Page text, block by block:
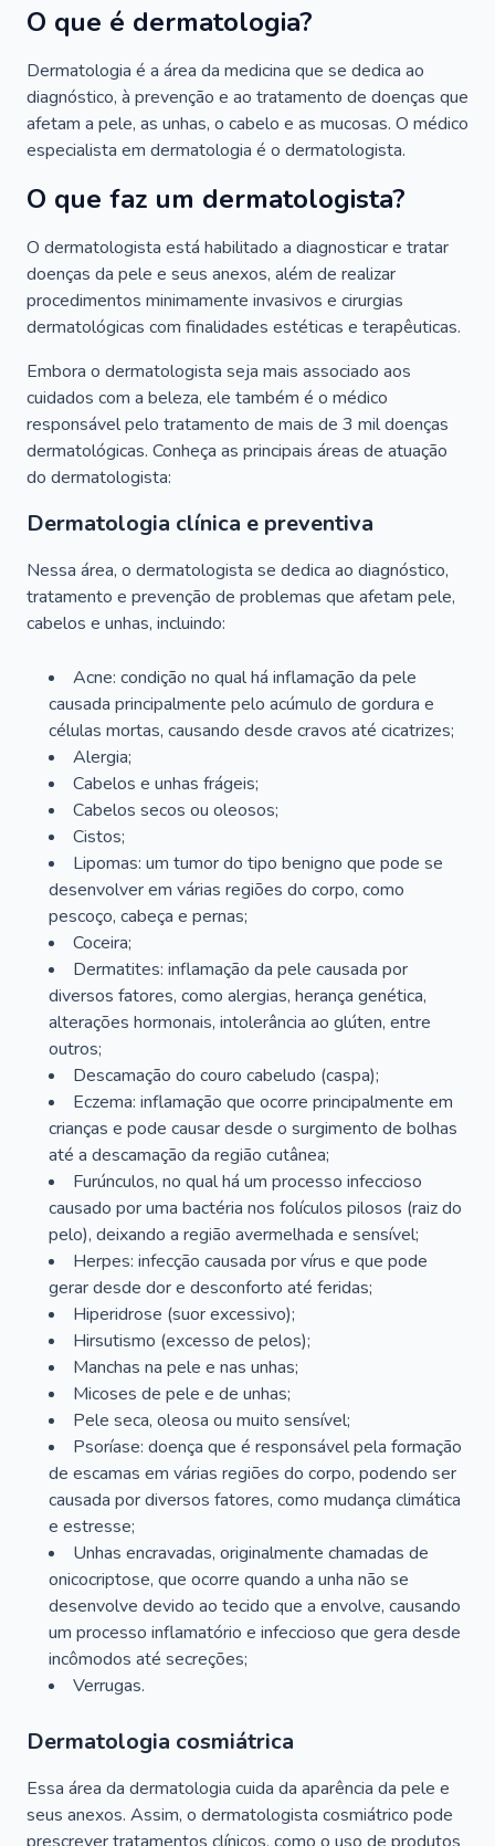
O que é dermatologia?
Dermatologia é a área da medicina que se dedica ao
diagnóstico, à prevenção e ao tratamento de doenças que
afetam a pele, as unhas, o cabelo e as mucosas. O médico
especialista em dermatologia é o dermatologista.
O que faz um dermatologista?
O dermatologista está habilitado a diagnosticar e tratar
doenças da pele e seus anexos, além de realizar
procedimentos minimamente invasivos e cirurgias
dermatológicas com finalidades estéticas e terapêuticas.
Embora o dermatologista seja mais associado aos
cuidados com a beleza, ele também é o médico
responsável pelo tratamento de mais de 3 mil doenças
dermatológicas. Conheça as principais áreas de atuação
do dermatologista:
Dermatologia clínica e preventiva
Nessa área, o dermatologista se dedica ao diagnóstico,
tratamento e prevenção de problemas que afetam pele,
cabelos e unhas, incluindo:
Acne: condição no qual há inflamação da pele
causada principalmente pelo acúmulo de gordura e
células mortas, causando desde cravos até cicatrizes;
Alergia;
Cabelos e unhas frágeis;
Cabelos secos ou oleosos;
Cistos;
Lipomas: um tumor do tipo benigno que pode se
desenvolver em várias regiões do corpo, como
pescoço, cabeça e pernas;
Coceira;
Dermatites: inflamação da pele causada por
diversos fatores, como alergias, herança genética,
alterações hormonais, intolerância ao glúten, entre
outros;
Descamação do couro cabeludo (caspa);
Eczema: inflamação que ocorre principalmente em
crianças e pode causar desde o surgimento de bolhas
até a descamação da região cutânea;
Furúnculos, no qual há um processo infeccioso
causado por uma bactéria nos folículos pilosos (raiz do
pelo), deixando a região avermelhada e sensível;
Herpes: infecção causada por vírus e que pode
gerar desde dor e desconforto até feridas;
Hiperidrose (suor excessivo);
Hirsutismo (excesso de pelos);
Manchas na pele e nas unhas;
Micoses de pele e de unhas;
Pele seca, oleosa ou muito sensível;
Psoríase: doença que é responsável pela formação
de escamas em várias regiões do corpo, podendo ser
causada por diversos fatores, como mudança climática
e estresse;
Unhas encravadas, originalmente chamadas de
onicocriptose, que ocorre quando a unha não se
desenvolve devido ao tecido que a envolve, causando
um processo inflamatório e infeccioso que gera desde
incômodos até secreções;
Verrugas.
Dermatologia cosmiátrica
Essa área da dermatologia cuida da aparência da pele e
seus anexos. Assim, o dermatologista cosmiátrico pode